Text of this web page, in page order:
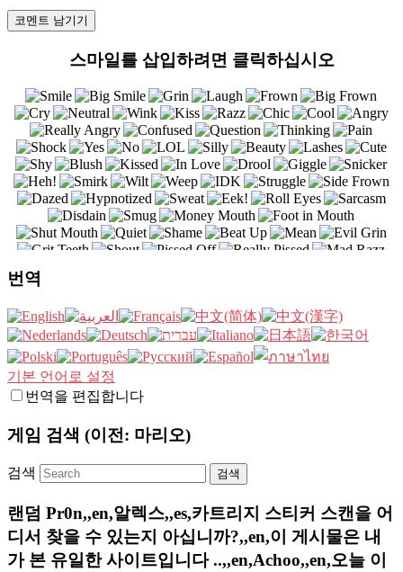
스마일를 삽입하려면 클릭하십시오
번역
기본 언어로 설정
번역을 편집합니다
게임 검색 (이전: 마리오)
검색
랜덤 Pr0n,,en,알렉스,,es,카트리지 스티커 스캔을 어
디서 찾을 수 있는지 아십니까?,,en,이 게시물은 내
가 본 유일한 사이트입니다 ..,,en,Achoo,,en,오늘 이